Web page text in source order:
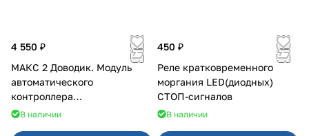
4 550 ₽
МАКС 2 Доводик. Модуль
автоматического
контроллера
стеклоподъемников для
В наличии
450 ₽
Реле кратковременного
моргания LED(диодных)
СТОП-сигналов
В наличии